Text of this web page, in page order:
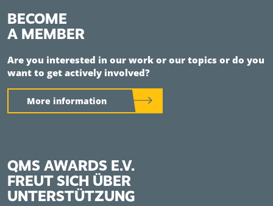
BECOME
A MEMBER
Are you interested in our work or our topics or do you
want to get actively involved?
More information
QMS AWARDS E.V.
FREUT SICH ÜBER
UNTERSTÜTZUNG